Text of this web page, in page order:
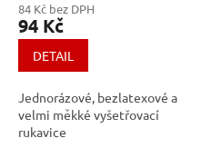
84 Kč bez DPH
94 Kč
DETAIL
Jednorázové, bezlatexové a
velmi měkké vyšetřovací
rukavice